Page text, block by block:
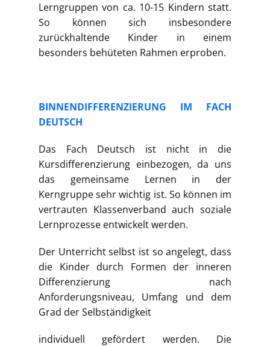
Lerngruppen von ca. 10-15 Kindern statt.
So können sich insbesondere
zurückhaltende Kinder in einem
besonders behüteten Rahmen erproben.
BINNENDIFFERENZIERUNG IM FACH
DEUTSCH
Das Fach Deutsch ist nicht in die
Kursdifferenzierung einbezogen, da uns
das gemeinsame Lernen in der
Kerngruppe sehr wichtig ist. So können im
vertrauten Klassenverband auch soziale
Lernprozesse entwickelt werden.
Der Unterricht selbst ist so angelegt, dass
die Kinder durch Formen der inneren
Differenzierung nach
Anforderungsniveau, Umfang und dem
Grad der Selbständigkeit
individuell gefördert werden. Die